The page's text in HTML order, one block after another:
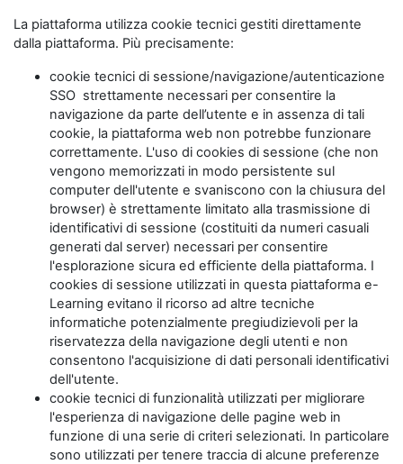
La piattaforma utilizza cookie tecnici gestiti direttamente
dalla piattaforma. Più precisamente:
cookie tecnici di sessione/navigazione/autenticazione
SSO strettamente necessari per consentire la
navigazione da parte dell’utente e in assenza di tali
cookie, la piattaforma web non potrebbe funzionare
correttamente. L'uso di cookies di sessione (che non
vengono memorizzati in modo persistente sul
computer dell'utente e svaniscono con la chiusura del
browser) è strettamente limitato alla trasmissione di
identificativi di sessione (costituiti da numeri casuali
generati dal server) necessari per consentire
l'esplorazione sicura ed efficiente della piattaforma. I
cookies di sessione utilizzati in questa piattaforma e-
Learning evitano il ricorso ad altre tecniche
informatiche potenzialmente pregiudizievoli per la
riservatezza della navigazione degli utenti e non
consentono l'acquisizione di dati personali identificativi
dell'utente.
cookie tecnici di funzionalità utilizzati per migliorare
l'esperienza di navigazione delle pagine web in
funzione di una serie di criteri selezionati. In particolare
sono utilizzati per tenere traccia di alcune preferenze